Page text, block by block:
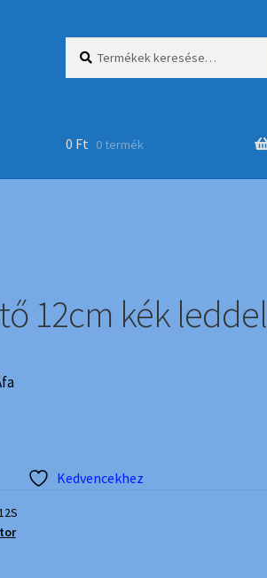
0 Ft 0 termék
12cm kék leddel
Kedvencekhez